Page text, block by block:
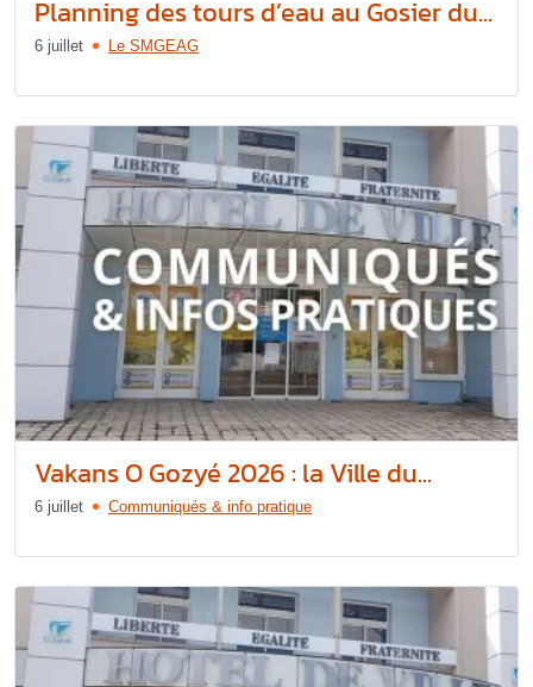
Planning des tours d’eau au Gosier du...
6 juillet Le SMGEAG
Vakans O Gozyé 2026 : la Ville du...
6 juillet Communiqués & info pratique